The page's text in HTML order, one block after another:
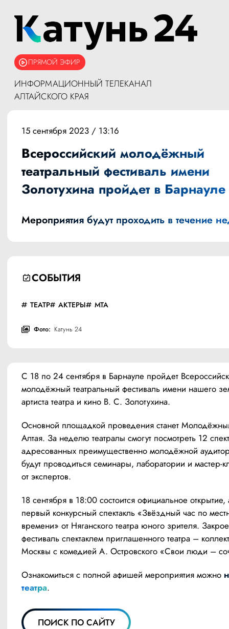
ПРЯМОЙ ЭФИР
ИНФОРМАЦИОННЫЙ ТЕЛЕКАНАЛ
АЛТАЙСКОГО КРАЯ
СОБЫТИЯ
ТЕАТР АКТЕРЫ МТА
Фото: Катунь 24
15 сентября 2023 / 13:16
Всероссийский молодёжный
театральный фестиваль имени
Золотухина пройдет в Барнауле
Мероприятия будут проходить в течение
С 18 по 24 сентября в Барнауле пройдет
молодёжный театральный фестиваль имени нашего
артиста театра и кино В. С. Золотухина.
Основной площадкой проведения станет
Алтая. За неделю театралы смогут посмотреть 12
адресованных преимущественно молодёжной
будут проводиться семинары, лаборатории и мастер-
от экспертов.
18 сентября в 18:00 состоится официальное открытие,
первый конкурсный спектакль «Звёздный час по
времени» от Няганского театра юного зрителя.
фестиваль спектаклем приглашенного театра –
Москвы с комедией А. Островского «Свои люди –
Ознакомиться с полной афишей мероприятия можно
театра.
ПОИСК ПО САЙТУ